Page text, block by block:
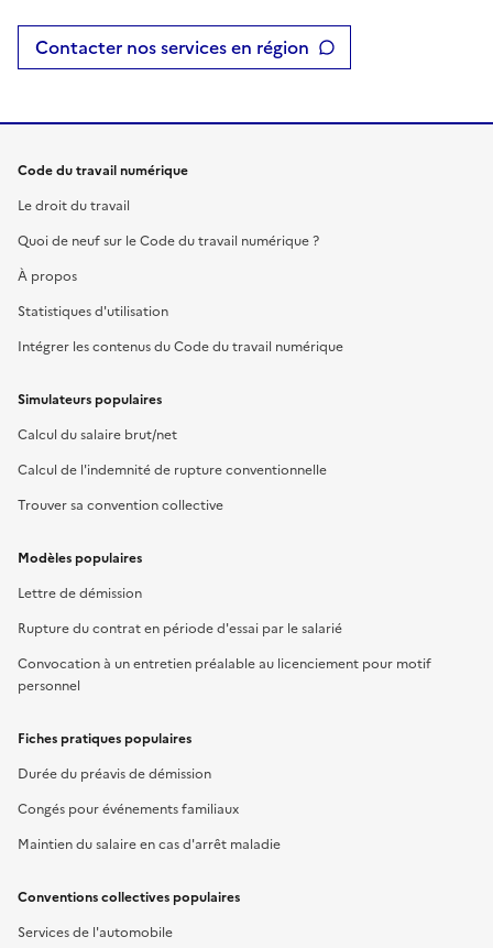
Contacter nos services en région
Code du travail numérique
Le droit du travail
Quoi de neuf sur le Code du travail numérique ?
À propos
Statistiques d'utilisation
Intégrer les contenus du Code du travail numérique
Simulateurs populaires
Calcul du salaire brut/net
Calcul de l'indemnité de rupture conventionnelle
Trouver sa convention collective
Modèles populaires
Lettre de démission
Rupture du contrat en période d'essai par le salarié
Convocation à un entretien préalable au licenciement pour motif
personnel
Fiches pratiques populaires
Durée du préavis de démission
Congés pour événements familiaux
Maintien du salaire en cas d'arrêt maladie
Conventions collectives populaires
Services de l'automobile